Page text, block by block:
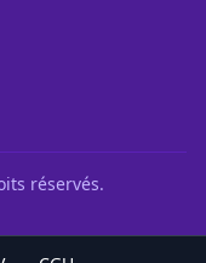
réservés.